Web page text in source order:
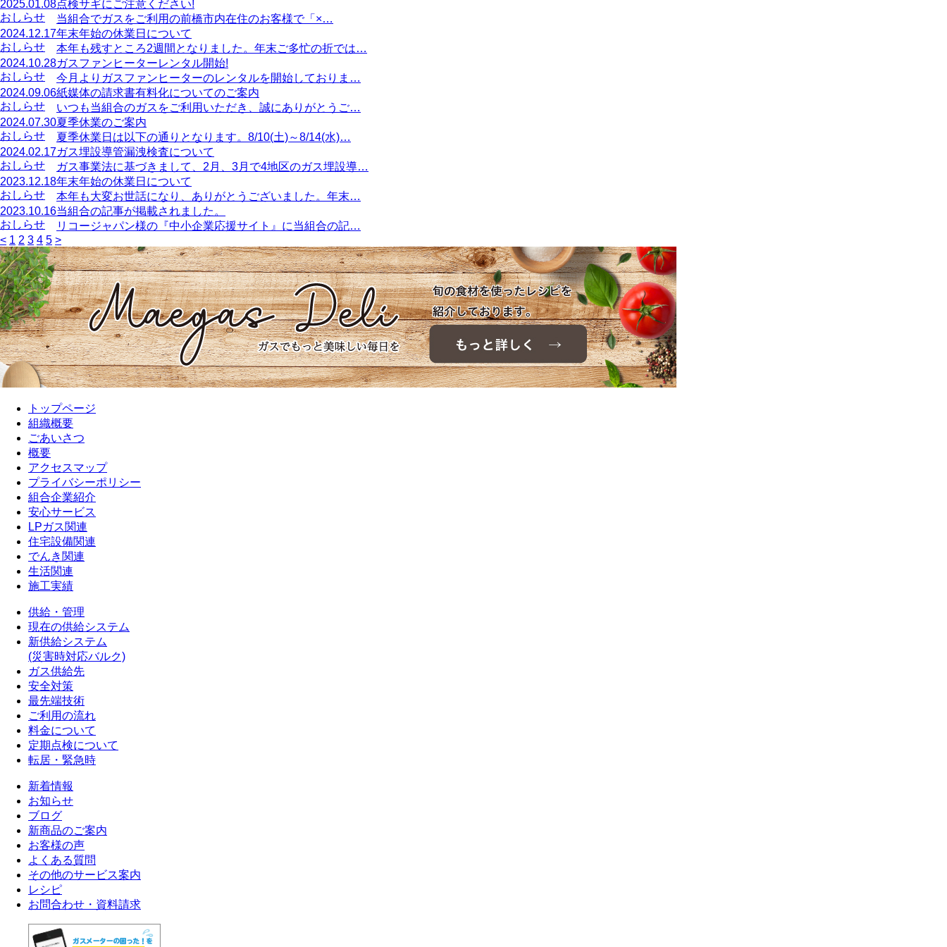
2025.01.08
おしらせ
点検サギにご注意ください!
当組合でガスをご利用の前橋市内在住のお客様で「×…
2024.12.17
おしらせ
年末年始の休業日について
本年も残すところ2週間となりました。年末ご多忙の折では…
2024.10.28
おしらせ
ガスファンヒーターレンタル開始!
今月よりガスファンヒーターのレンタルを開始しておりま…
2024.09.06
おしらせ
紙媒体の請求書有料化についてのご案内
いつも当組合のガスをご利用いただき、誠にありがとうご…
2024.07.30
おしらせ
夏季休業のご案内
夏季休業日は以下の通りとなります。8/10(土)～8/14(水)…
2024.02.17
おしらせ
ガス埋設導管漏洩検査について
ガス事業法に基づきまして、2月、3月で4地区のガス埋設導…
2023.12.18
おしらせ
年末年始の休業日について
本年も大変お世話になり、ありがとうございました。年末…
2023.10.16
おしらせ
当組合の記事が掲載されました。
リコージャパン様の『中小企業応援サイト』に当組合の記…
< 1 2 3 4 5 >
トップページ
組織概要
ごあいさつ
概要
アクセスマップ
プライバシーポリシー
組合企業紹介
安心サービス
LPガス関連
住宅設備関連
でんき関連
生活関連
施工実績
供給・管理
現在の供給システム
新供給システム
(災害時対応バルク)
ガス供給先
安全対策
最先端技術
ご利用の流れ
料金について
定期点検について
転居・緊急時
新着情報
お知らせ
ブログ
新商品のご案内
お客様の声
よくある質問
その他のサービス案内
レシピ
お問合わせ・資料請求